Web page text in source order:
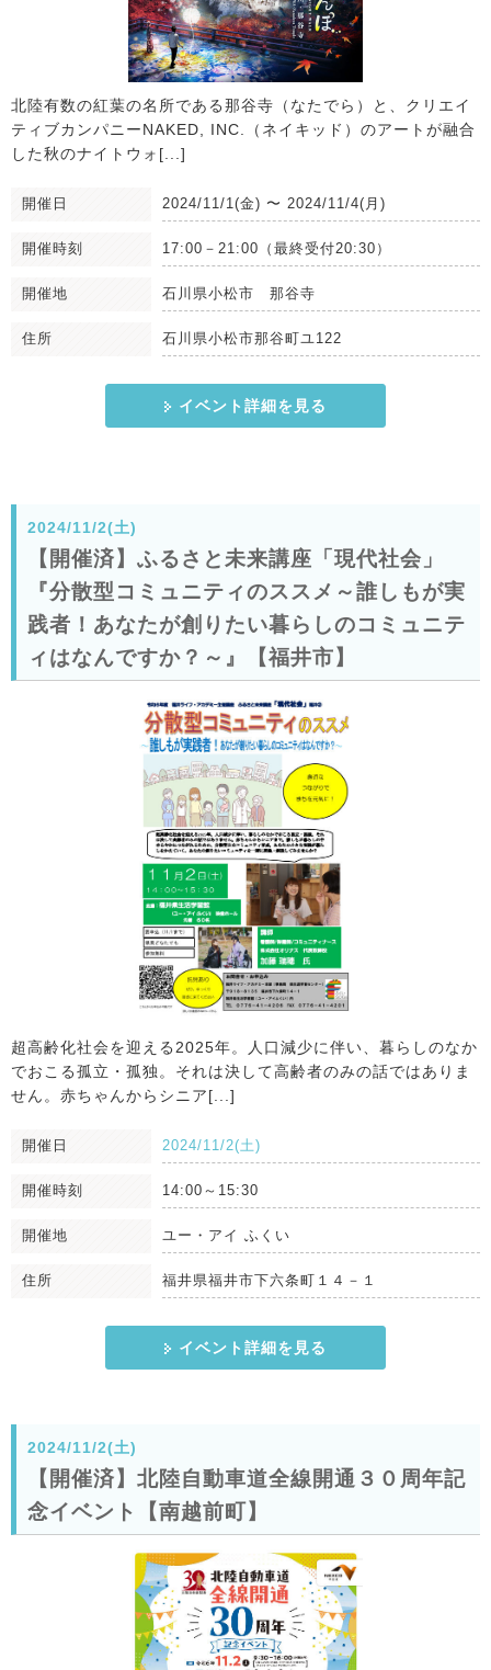
北陸有数の紅葉の名所である那谷寺（なたでら）と、クリエイ
ティブカンパニーNAKED, INC.（ネイキッド）のアートが融合
した秋のナイトウォ[...]
開催日 2024/11/1(金) 〜 2024/11/4(月)
開催時刻 17:00－21:00（最終受付20:30）
開催地 石川県小松市 那谷寺
住所 石川県小松市那谷町ユ122
イベント詳細を見る
2024/11/2(土)
【開催済】ふるさと未来講座「現代社会」
『分散型コミュニティのススメ～誰しもが実
践者！あなたが創りたい暮らしのコミュニテ
ィはなんですか？～』【福井市】
超高齢化社会を迎える2025年。人口減少に伴い、暮らしのなか
でおこる孤立・孤独。それは決して高齢者のみの話ではありま
せん。赤ちゃんからシニア[...]
開催日 2024/11/2(土)
開催時刻 14:00～15:30
開催地 ユー・アイ ふくい
住所 福井県福井市下六条町１４－１
イベント詳細を見る
2024/11/2(土)
【開催済】北陸自動車道全線開通３０周年記
念イベント【南越前町】